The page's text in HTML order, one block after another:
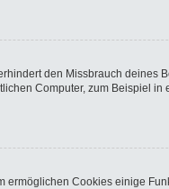
den Missbrauch deines
Computer, zum Beispiel
Cookies einige